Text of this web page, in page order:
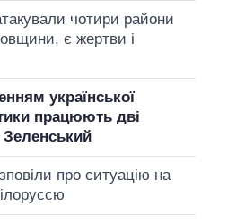
чотири райони
є жертви і
української
працюють дві
Зеленський
про ситуацію на